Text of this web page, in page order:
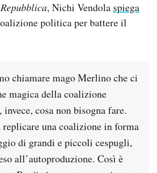
Europa
Altrecose
Repubblica, Nichi Vendola spiega
politica per battere il
chiamare mago Merlino che ci
magica della coalizione
invece, cosa non bisogna fare.
replicare una coalizione in forma
di grandi e piccoli cespugli,
all’autoproduzione. Così è